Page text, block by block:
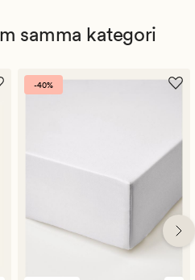
samma kategori
-40%